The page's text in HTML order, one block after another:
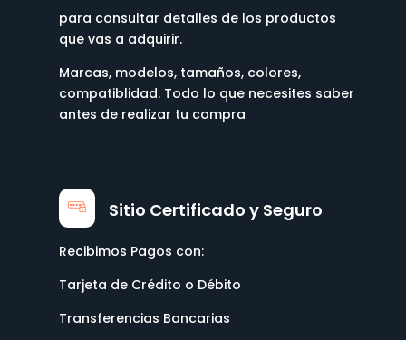
para consultar detalles de los productos
que vas a adquirir.
Marcas, modelos, tamaños, colores,
compatiblidad. Todo lo que necesites saber
antes de realizar tu compra
Sitio Certificado y Seguro
Recibimos Pagos con:
Tarjeta de Crédito o Débito
Transferencias Bancarias